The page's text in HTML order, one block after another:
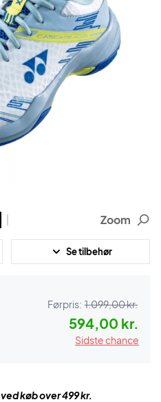
Zoom
Se tilbehør
Førpris: 1.099,00 kr.
594,00 kr.
Sidste chance
ved køb over 499 kr.